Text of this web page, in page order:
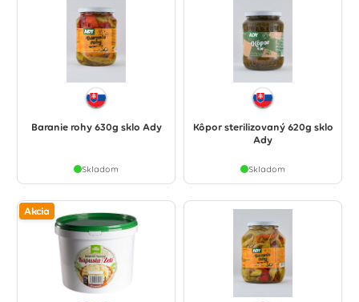
Baranie rohy 630g sklo Ady
Skladom
Kôpor sterilizovaný 620g sklo
Ady
Skladom
Akcia